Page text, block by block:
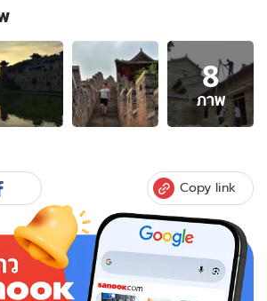
8
ภาพ
Copy link